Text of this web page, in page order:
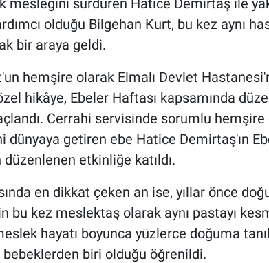
mesleğini sürdüren Hatice Demirtaş ile
olduğu Bilgehan Kurt, bu kez aynı
bir araya geldi.
hemşire olarak Elmalı Devlet
hikâye, Ebeler Haftası kapsamında
Cerrahi servisinde sorumlu hemşire
dünyaya getiren ebe Hatice Demirtaş'ın
etkinliğe katıldı.
en dikkat çeken an ise, yıllar önce
bu kez meslektaş olarak aynı pastayı
hayatı boyunca yüzlerce doğuma
biri olduğu öğrenildi.